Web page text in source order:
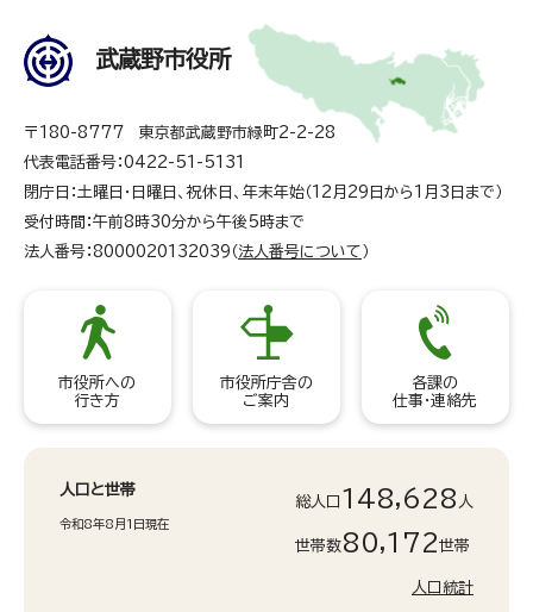
武蔵野市役所
〒180-8777 東京都武蔵野市緑町2-2-28
代表電話番号：0422-51-5131
閉庁日：土曜日・日曜日、祝休日、年末年始（12月29日から1月3日まで）
受付時間：午前8時30分から午後5時まで
法人番号：8000020132039（ 法人番号について ）
市役所への
行き方
市役所庁舎の
ご案内
各課の
仕事・連絡先
人口と世帯
令和8年8月1日現在
総人口 148,628 人
世帯数80,172世帯
人口統計